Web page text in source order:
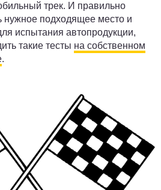
трек. И правильно
нужное подходящее место и
испытания автопродукции,
такие тесты на собственном
.